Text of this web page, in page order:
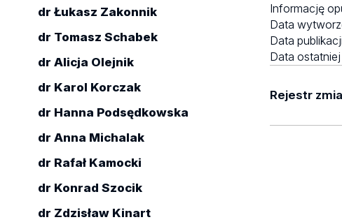
dr Łukasz Zakonnik
dr Tomasz Schabek
dr Alicja Olejnik
dr Karol Korczak
dr Hanna Podsędkowska
dr Anna Michalak
dr Rafał Kamocki
dr Konrad Szocik
dr Zdzisław Kinart
Informację
Data
Data
Data
Rejestr